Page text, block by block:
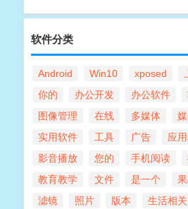
软件分类
Android Win10 xposed
你的
办公开发 办公软件
图像管理
在线 多媒体
实用软件
工具 广告 应
影音播放
您的 手机阅读
教育教学
文件 是一个
滤镜
照片 版本 生活相关